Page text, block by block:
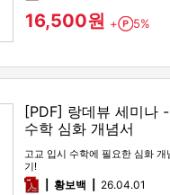
16,500원 + Point
5%
[PDF] 랑데뷰 세미나
수학 심화 개념서
고교 입시 수학에 필요한 심화 개
기!
pdf황보백 26.04.01